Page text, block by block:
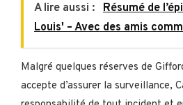
A lire aussi :
Résumé de
Louis' – Avec des amis
Malgré quelques réserves de
accepte d’assurer la surveillance,